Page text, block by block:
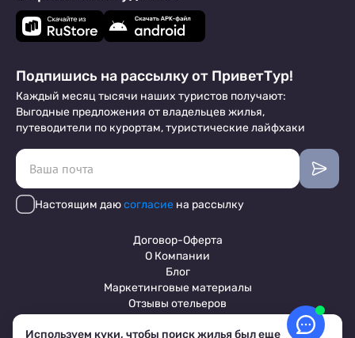
Подпишись на рассылку от ПриветТур!
Каждый месяц тысячи наших туристов получают:
Выгодные предложения от владельцев жилья,
путеводители по курортам, туристические лайфхаки
Настоящим даюсогласие на рассылку
Договор-Оферта
О Компании
Блог
Маркетинговые материалы
Отзывы отельеров
Используем куки, чтобы поиск жилья был еще